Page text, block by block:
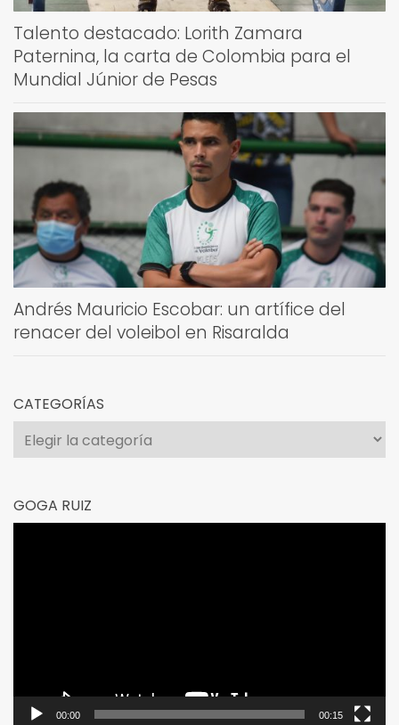
Talento destacado: Lorith Zamara
Paternina, la carta de Colombia para el
Mundial Júnior de Pesas
Andrés Mauricio Escobar: un artífice del
renacer del voleibol en Risaralda
CATEGORÍAS
Categorías
GOGA RUIZ
00:00 00:15